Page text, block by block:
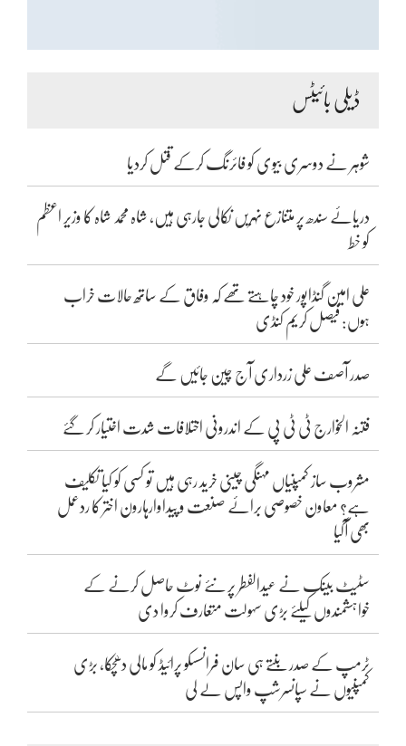
ڈیلی بائیٹس
شوہر نے دوسری بیوی کو فائرنگ کرکے قتل کردیا
دریائے سندھ پر متنازع نہریں نکالی جارہی ہیں، شاہ محمد شاہ کا وزیر اعظم
کو خط
علی امین گنڈاپور خود چاہتے تھے کہ وفاق کے ساتھ حالات خراب
ہوں: فیصل کریم کنڈی
صدر آصف علی زرداری آج چین جائیں گے
فتنہ الخوارج ٹی ٹی پی کے اندرونی اختلافات شدت اختیار کر گئے
مشروب ساز کمپنیاں مہنگی چینی خرید رہی ہیں تو کسی کو کیا تکلیف
ہے؟ معاون خصوصی برائے صنعت و پیداوارہارون اختر کا ردعمل
بھی آگیا
سٹیٹ بینک نے عیدالفطر پر نئے نوٹ حاصل کرنے کے
خواہشمندوں کیلئے بڑی سہولت متعارف کروا دی
ٹرمپ کے صدر بنتے ہی سان فرانسسکو پرائیڈ کو مالی دھچکا، بڑی
کمپنیوں نے سپانسرشپ واپس لے لی